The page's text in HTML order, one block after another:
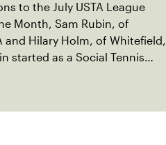
to the July USTA League
Month, Sam Rubin, of
and Hilary Holm, of Whitefield,
started as a Social Tennis
where he’s played in Boston